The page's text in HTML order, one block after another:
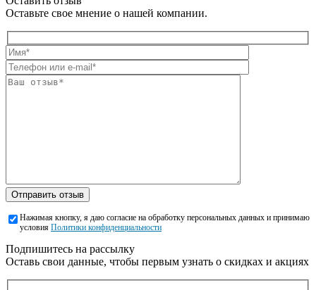
Оставьте свое мнение о нашей компании.
Отправить отзыв
Нажимая кнопку, я даю согласие на обработку персональных данных и принимаю
условия Политики конфиденциальности
Подпишитесь на рассылку
Оставь свои данные, чтобы первым узнать о скидках и акциях